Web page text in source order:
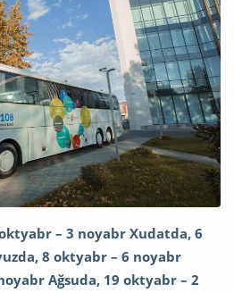
– 3 noyabr Xudatda, 6
8 oktyabr – 6 noyabr
Ağsuda, 19 oktyabr – 2